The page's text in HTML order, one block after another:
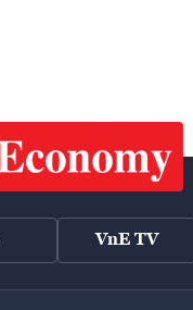
VnE TV